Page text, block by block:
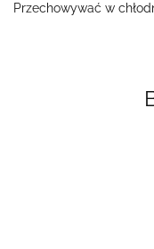
Przechowywać w